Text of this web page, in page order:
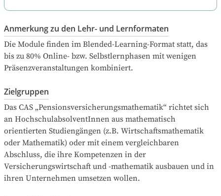
Anmerkung zu den Lehr- und Lernformaten
Die Module finden im Blended-Learning-Format statt, das
bis zu 80% Online- bzw. Selbstlernphasen mit wenigen
Präsenzveranstaltungen kombiniert.
Zielgruppen
Das CAS „Pensionsversicherungsmathematik“ richtet sich
an HochschulabsolventInnen aus mathematisch
orientierten Studiengängen (z.B. Wirtschaftsmathematik
oder Mathematik) oder mit einem vergleichbaren
Abschluss, die ihre Kompetenzen in der
Versicherungswirtschaft und -mathematik ausbauen und in
ihren Unternehmen umsetzen wollen.